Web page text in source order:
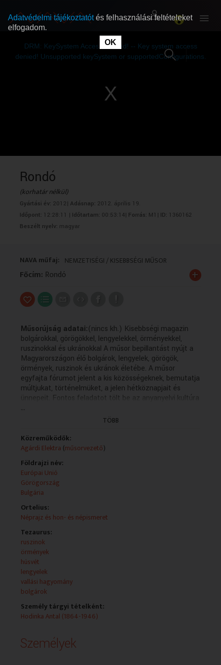
RÓLUNK
RÓLUNK
DRM: KeySystem Access Denied! -- Key system access
denied! Unsupported keySystem or supportedConfigurations.
Rondó
(korhatár nélkül)
Gyártási év: 2012| Adásnap: 2012. április 19.
Időpont: 12:28:11 | Időtartam: 00:53:14| Forrás: M1| ID: 1360162
Beszélt nyelv: magyar
NAVA műfaj: NEMZETISÉGI / KISEBBSÉGI MŰSOR
Főcím: Rondó +
Műsorújság adatai:(nincs kh.) Kisebbségi magazin
bolgárokkal, görögökkel, lengyelekkel, örményekkel,
ruszinokkal és ukránokkal A műsor bepillantást nyújt a
Magyarországon élő bolgárok, lengyelek, görögök,
örmények, ruszinok és ukránok életébe. A műsor
egyfajta fórumot jelent a kis közösségeknek, bemutatja
múltjukat, történelmüket, a jelen hétköznapjait és
ünnepeit. Fontos feladatot tölt be az anyanyelvi kultúra
ápolásában, hiszen a forgatott anyagok többsége az
adott kisebbség nyelvén készül magyar feliratozással. A
bolgárok, lengyelek, görögök, örmények, ruszinok és
ukránok életébe.
Fő leírás:
- Görögország választások előtt
- Hodinka-díj
- Szent Száva nyomában Bulgáriában
- Eurovision 2012
- Hírek
Teljes leirat:
...
TÖBB
Közreműködők:
Agárdi Elektra (műsorvezető)
Földrajzi név:
Európai Unió
Görögország
Bulgária
Ortelius:
Néprajz és hon- és népismeret
Tezaurus:
ruszinok
örmények
húsvét
lengyelek
vallási hagyomány
bolgárok
Személy tárgyi tételként:
Hodinka Antal (1864-1946)
Személyek
Adatvédelmi tájékoztatótés felhasználási feltételeket
elfogadom.
OK